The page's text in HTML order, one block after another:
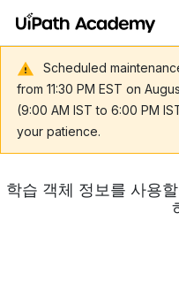
Scheduled
from 11:30 PM EST on
(9:00 AM IST to 6:00 PM
your patience.
학습 객체 정보를 사용